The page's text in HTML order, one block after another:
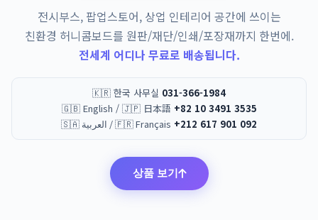
전시부스, 팝업스토어, 상업 인테리어 공간에 쓰이는
친환경 허니콤보드를 원판/재단/인쇄/포장재까지 한번에.
전세계 어디나 무료로 배송됩니다.
🇰🇷 한국 사무실 031-366-1984
🇬🇧 English / 🇯🇵 日本語 +82 10 3491 3535
🇸🇦 العربية / 🇫🇷 Français +212 617 901 092
상품 보기